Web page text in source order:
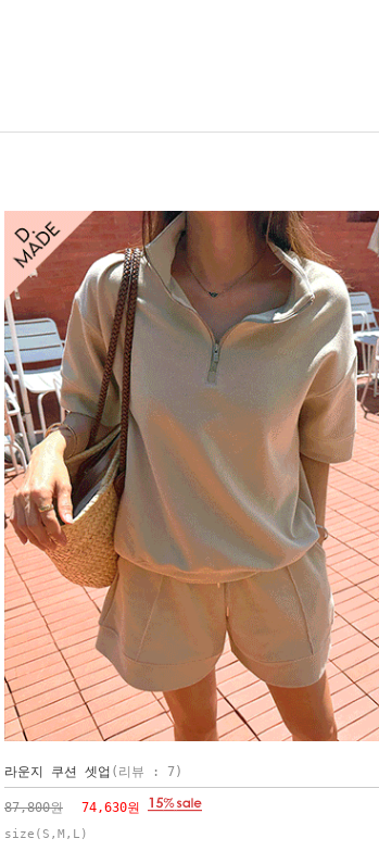
라운지 쿠션 셋업 (리뷰 : 7)
87,800원 74,630원
size(S,M,L)